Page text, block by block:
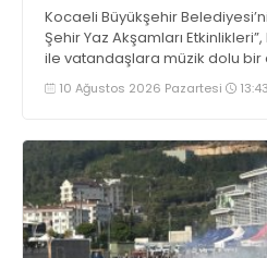
Kocaeli Büyükşehir
Şehir Yaz Akşamları
ile vatandaşlara müzik dolu bir
10 Ağustos 2026 Pazartesi 13:43